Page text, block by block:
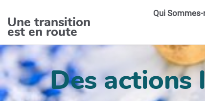
Une transition
est en route
Qui
Des actions